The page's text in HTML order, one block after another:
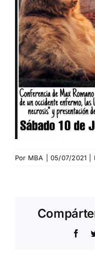
Por MBA 05/07/2021